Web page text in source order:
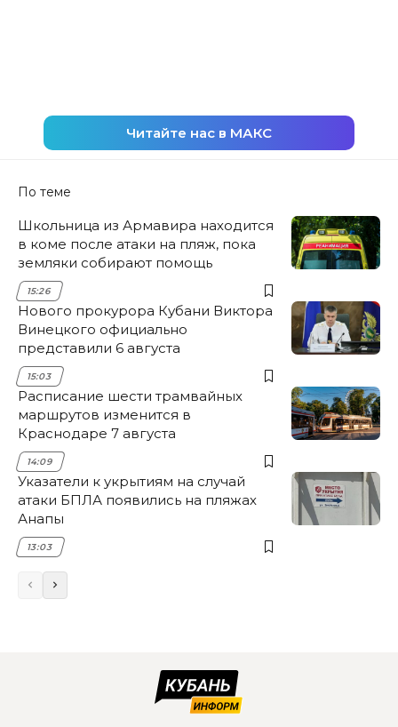
Читайте нас в МАКС
По теме
Школьница из Армавира находится
в коме после атаки на пляж, пока
земляки собирают помощь
15:26
Нового прокурора Кубани Виктора
Винецкого официально
представили 6 августа
15:03
Расписание шести трамвайных
маршрутов изменится в
Краснодаре 7 августа
14:09
Указатели к укрытиям на случай
атаки БПЛА появились на пляжах
Анапы
13:03